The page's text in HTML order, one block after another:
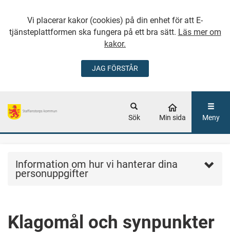
Vi placerar kakor (cookies) på din enhet för att E-
tjänsteplattformen ska fungera på ett bra sätt. Läs mer om
kakor.
JAG FÖRSTÅR
GÅ DIREKT TILL
Sök Min sida Meny
Information om hur vi hanterar dina
personuppgifter
Klagomål och synpunkter